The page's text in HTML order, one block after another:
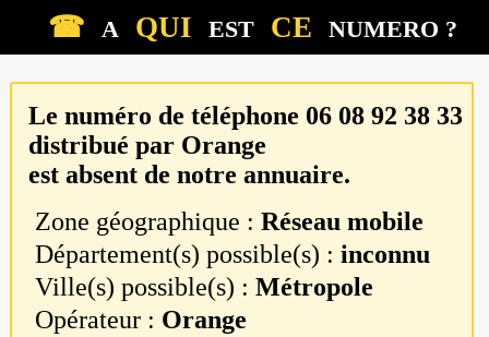
☎ A QUI EST CE NUMERO ?
Le numéro de téléphone 06 08 92 38 33
distribué par Orange
est absent de notre annuaire.
Zone géographique :Réseau mobile
Département(s) possible(s) :inconnu
Ville(s) possible(s) :Métropole
Opérateur : Orange